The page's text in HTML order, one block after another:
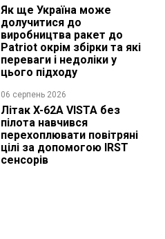
Як ще Україна може
долучитися до
виробництва ракет до
Patriot окрім збірки та які
переваги і недоліки у
цього підходу
06 серпень 2026
Літак X-62A VISTA без
пілота навчився
перехоплювати повітряні
цілі за допомогою IRST
сенсорів